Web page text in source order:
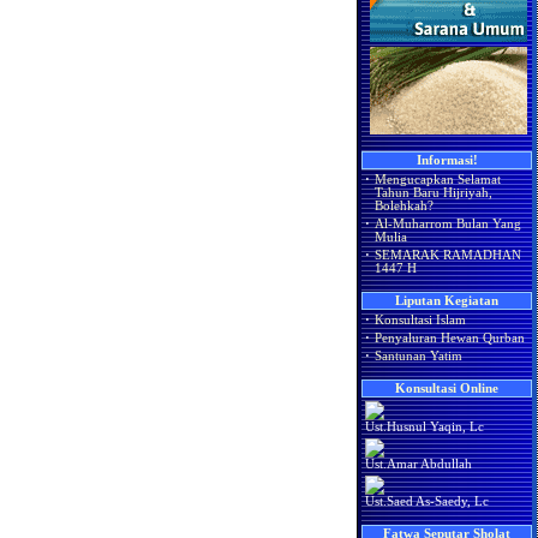
Informasi!
· Mengucapkan Selamat
Tahun Baru Hijriyah,
Bolehkah?
· Al-Muharrom Bulan Yang
Mulia
· SEMARAK RAMADHAN
1447 H
Liputan Kegiatan
· Konsultasi Islam
· Penyaluran Hewan Qurban
· Santunan Yatim
Konsultasi Online
Ust.Husnul Yaqin, Lc
Ust.Amar Abdullah
Ust.Saed As-Saedy, Lc
Fatwa Seputar Sholat